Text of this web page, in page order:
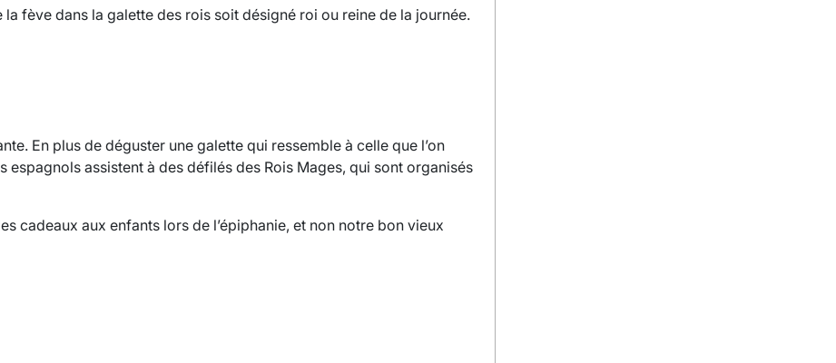
fève dans la galette des rois soit désigné roi ou reine de la journée.
En plus de déguster une galette qui ressemble à celle que l’on
espagnols assistent à des défilés des Rois Mages, qui sont organisés
cadeaux aux enfants lors de l’épiphanie, et non notre bon vieux